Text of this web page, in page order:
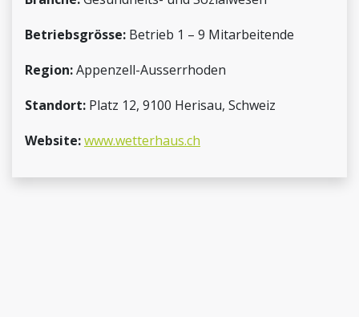
Betriebsgrösse: Betrieb 1 – 9 Mitarbeitende
Region:Appenzell-Ausserrhoden
Standort: Platz 12, 9100 Herisau, Schweiz
Website:www.wetterhaus.ch